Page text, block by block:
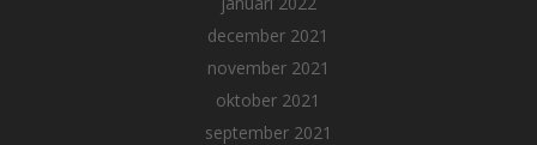
december 2021
november 2021
oktober 2021
september 2021